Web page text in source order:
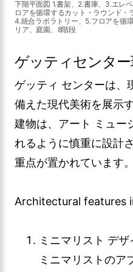
下階平面図 1.書架、2.書庫、3.エレ
ロアを循環するカット・ラウンド・
4.統合ラボラトリー、5.フロアを循
リア、庭園、8階段
ゲッティセンタ
ゲッティ センターは、
備えた現代美術を展示
建物は、アート ミュー
れるように慎重に設計
重点が置かれています。
Architectural features
ミニマリスト デ
ミニマリストのア